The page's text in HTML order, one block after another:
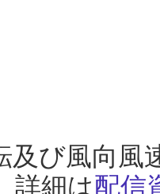
及び風向風
詳細は配信